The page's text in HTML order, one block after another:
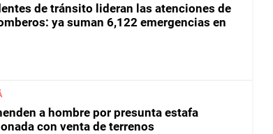
de tránsito lideran las atenciones de
ya suman 6,122 emergencias en
a hombre por presunta estafa
con venta de terrenos